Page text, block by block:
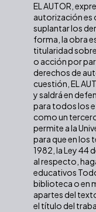
EL AUTOR,
autorización es
suplantar los
forma, la obra
titularidad sobre
o acción por
derechos de
cuestión, EL
y saldrá en
para todos los
como un
permite a la
para que en los
1982, la Ley 44
al respecto,
educativos
biblioteca o en
apartes del
el título del